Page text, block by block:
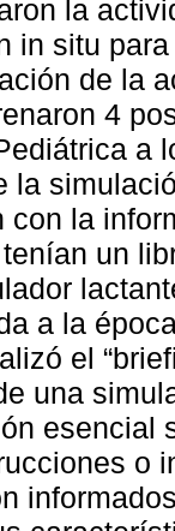
la
in situ
de la
4
a
la
con la
un
a la
el
una
esencial
o